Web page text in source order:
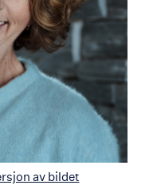
av bildet